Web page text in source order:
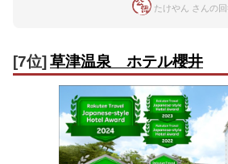
たけやん さんの
[7位] 草津温泉 ホテル櫻井